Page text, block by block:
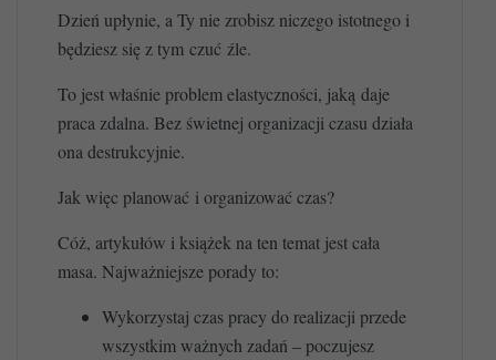
Dzień upłynie, a Ty nie zrobisz niczego istotnego i
będziesz się z tym czuć źle.
To jest właśnie problem elastyczności, jaką daje
praca zdalna. Bez świetnej organizacji czasu działa
ona destrukcyjnie.
Jak więc planować i organizować czas?
Cóż, artykułów i książek na ten temat jest cała
masa. Najważniejsze porady to:
Wykorzystaj czas pracy do realizacji przede
wszystkim ważnych zadań – poczujesz